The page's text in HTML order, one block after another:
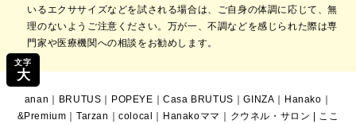
文字
大
いるエクササイズなどを試される場合は、ご自身の体調に応じて、無
理のないようご注意ください。万が一、不調などを感じられた際は専
門家や医療機関への相談をお勧めします。
anan BRUTUS POPEYE ｜Casa BRUTUS ｜GINZA Hanako
&Premium ｜Tarzan ｜colocal Hanakoママ クウネル・サロン ここ